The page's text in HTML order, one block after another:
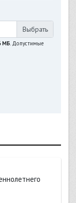
МБ. Допустимые